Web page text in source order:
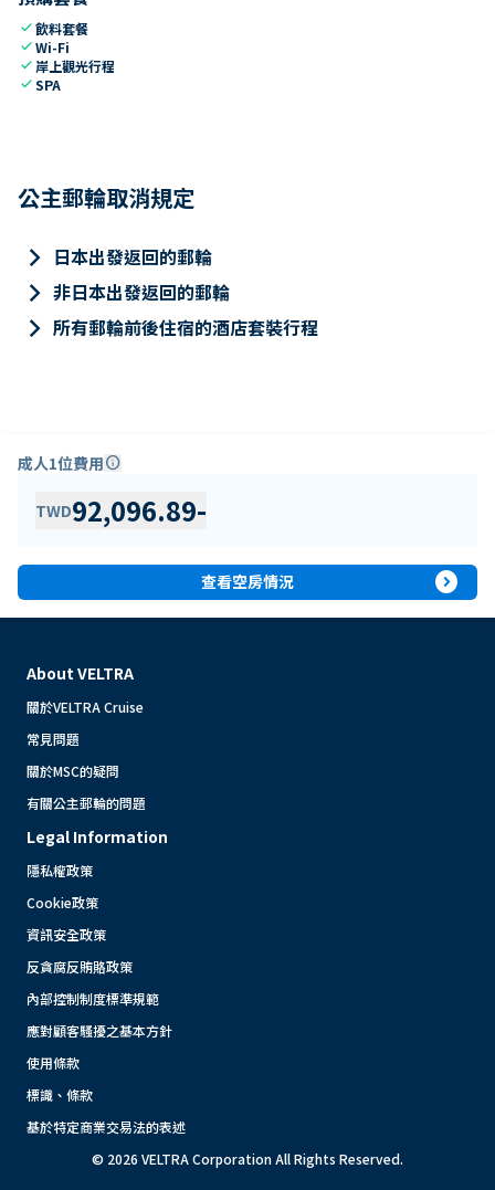
check飲料套餐
checkWi-Fi
check 岸上觀光行程
checkSPA
公主郵輪取消規定
keyboard_arrow_right 日本出發返回的郵輪
keyboard_arrow_right 非日本出發返回的郵輪
keyboard_arrow_right 所有郵輪前後住宿的酒店套裝行程
成人1位費用info
TWD92,096.89-
查看空房情況 expand_circle_right
About VELTRA
關於VELTRA Cruise
常見問題
關於MSC的疑問
有關公主郵輪的問題
Legal Information
隱私權政策
Cookie政策
資訊安全政策
反貪腐反賄賂政策
內部控制制度標準規範
應對顧客騷擾之基本方針
使用條款
標識、條款
基於特定商業交易法的表述
© 2026 VELTRA Corporation All Rights Reserved.